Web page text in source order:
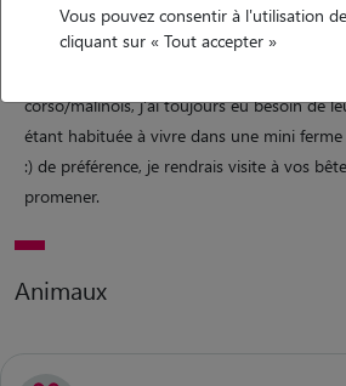
Expérience
corso/malinois, j'ai toujours eu besoin de
étant habituée à vivre dans une mini
:) de préférence, je rendrais visite à vos
promener.
Animaux
Vous pouvez consentir à l'utilisation
cliquant sur « Tout accepter »